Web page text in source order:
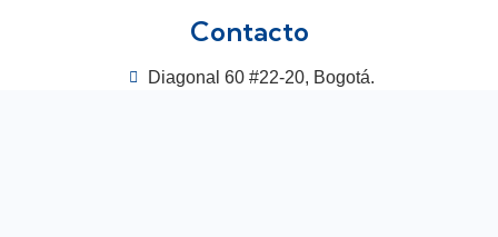
Contacto
Diagonal 60 #22-20, Bogotá.